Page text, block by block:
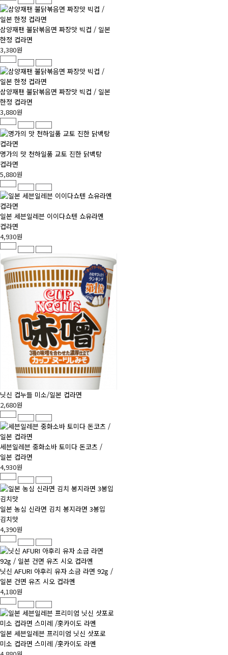
삼양재팬 불닭볶음면 짜장맛 빅컵 / 일본
한정 컵라면
3,380원
삼양재팬 불닭볶음면 짜장맛 빅컵 / 일본
한정 컵라면
3,880원
명가의 맛 천하일품 교토 진한 닭백탕
컵라면
5,880원
일본 세븐일레븐 이이다쇼텐 쇼유라멘
컵라면
4,930원
닛신 컵누들 미소/일본 컵라면
2,680원
세븐일레븐 중화소바 토미다 돈코츠 /
일본 컵라면
4,930원
일본 농심 신라면 김치 봉지라면 3봉입
김치맛
4,390원
닛신 AFURI 아후리 유자 소금 라면 92g /
일본 건면 유즈 시오 컵라멘
4,180원
일본 세븐일레븐 프리미엄 닛신 삿포로
미소 컵라면 스미레 /홋카이도 라멘